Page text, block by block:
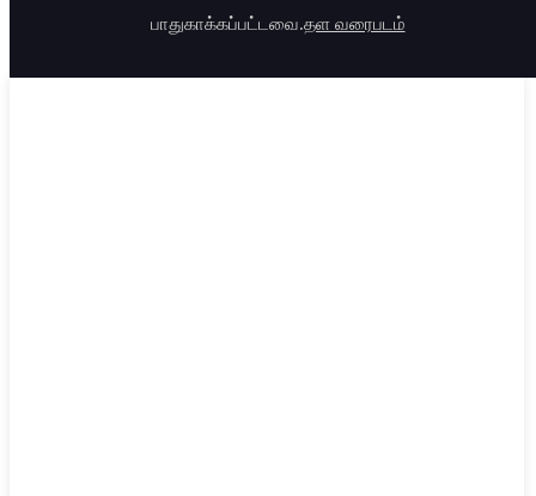
பாதுகாக்கப்பட்டவை.தள வரைபடம்